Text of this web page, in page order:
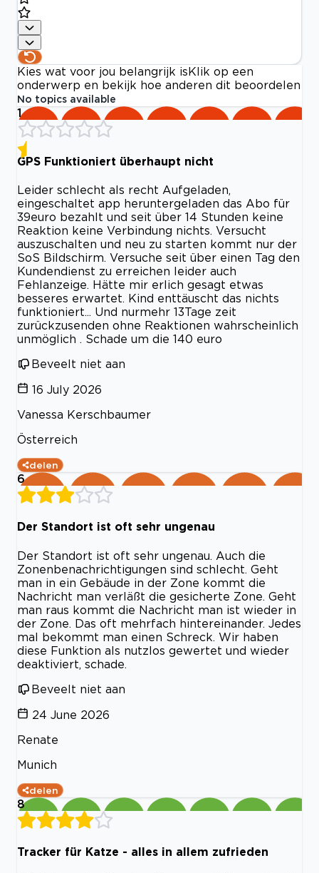
Kies wat voor jou belangrijk is Klik op een
onderwerp en bekijk hoe anderen dit beoordelen
No topics available
1
GPS Funktioniert überhaupt nicht
Leider schlecht als recht Aufgeladen,
eingeschaltet app heruntergeladen das Abo für
39euro bezahlt und seit über 14 Stunden keine
Reaktion keine Verbindung nichts. Versucht
auszuschalten und neu zu starten kommt nur der
SoS Bildschirm. Versuche seit über einen Tag den
Kundendienst zu erreichen leider auch
Fehlanzeige. Hätte mir erlich gesagt etwas
besseres erwartet. Kind enttäuscht das nichts
funktioniert... Und nurmehr 13Tage zeit
zurückzusenden ohne Reaktionen wahrscheinlich
unmöglich . Schade um die 140 euro
Beveelt niet aan
16 July 2026
Vanessa Kerschbaumer
Österreich
delen
6
Der Standort ist oft sehr ungenau
Der Standort ist oft sehr ungenau. Auch die
Zonenbenachrichtigungen sind schlecht. Geht
man in ein Gebäude in der Zone kommt die
Nachricht man verläßt die gesicherte Zone. Geht
man raus kommt die Nachricht man ist wieder in
der Zone. Das oft mehrfach hintereinander. Jedes
mal bekommt man einen Schreck. Wir haben
diese Funktion als nutzlos gewertet und wieder
deaktiviert, schade.
Beveelt niet aan
24 June 2026
Renate
Munich
delen
8
Tracker für Katze - alles in allem zufrieden